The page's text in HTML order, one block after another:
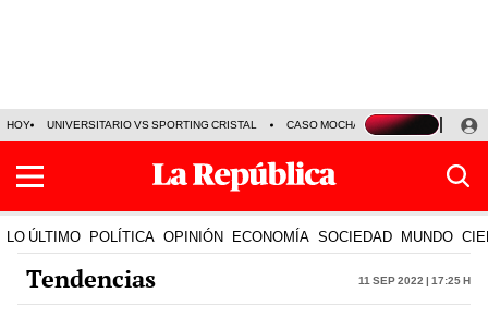
HOY UNIVERSITARIO VS SPORTING CRISTAL CASO MOCHASUELDOS
LO ÚLTIMO POLÍTICA OPINIÓN ECONOMÍA SOCIEDAD MUNDO
Tendencias 11 Sep 2022 | 17:25 h